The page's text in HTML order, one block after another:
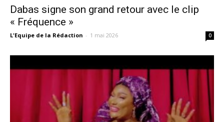
Dabas signe son grand retour avec le clip
« Fréquence »
L'Equipe de la Rédaction - 1 mai 2026 0